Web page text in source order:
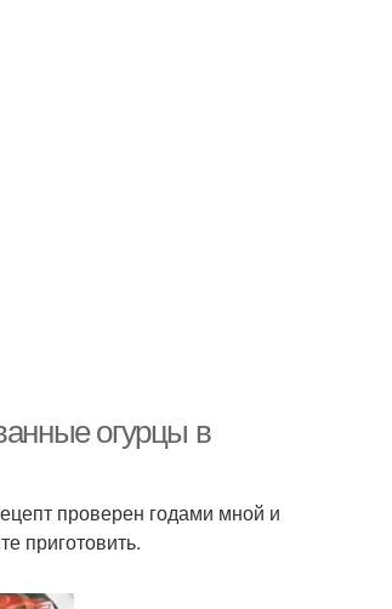
огурцы в
проверен годами мной и
приготовить.